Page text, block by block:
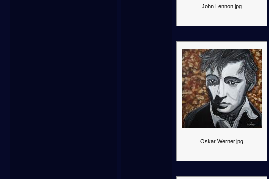
John Lennon.jpg
Oskar Werner.jpg